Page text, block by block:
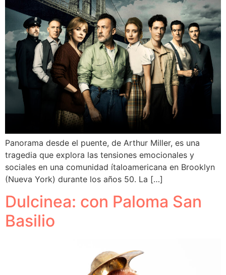
Panorama desde el puente, de Arthur Miller, es una
tragedia que explora las tensiones emocionales y
sociales en una comunidad ítaloamericana en Brooklyn
(Nueva York) durante los años 50. La […]
Dulcinea: con Paloma San
Basilio